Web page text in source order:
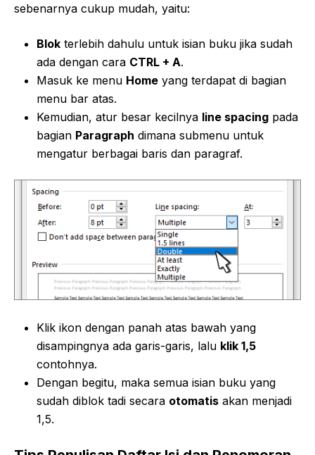
sebenarnya cukup mudah, yaitu:
Blok terlebih dahulu untuk isian buku jika sudah
ada dengan cara CTRL + A.
Masuk ke menu Home yang terdapat di bagian
menu bar atas.
Kemudian, atur besar kecilnya line spacing pada
bagian Paragraph dimana submenu untuk
mengatur berbagai baris dan paragraf.
Klik ikon dengan panah atas bawah yang
disampingnya ada garis-garis, lalu klik 1,5
contohnya.
Dengan begitu, maka semua isian buku yang
sudah diblok tadi secara otomatis akan menjadi
1,5.